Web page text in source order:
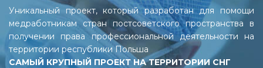
Уникальный проект, который разработан для помощи
медработникам стран постсоветского пространства в
получении права профессиональной деятельности на
территории республики Польша
САМЫЙ КРУПНЫЙ ПРОЕКТ НА ТЕРРИТОРИИ СНГ